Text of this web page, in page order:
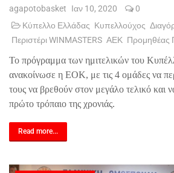
agapotobasket Ιαν 10, 2020
0
Κύπελλο Ελλάδας Κυπελλούχος
Περιστέρι WINMASTERS ΑΕΚ Προμηθέας
Το πρόγραμμα των ημιτελικών του
ανακοίνωσε η ΕΟΚ, με τις 4 ομάδες να
τους να βρεθούν στον μεγάλο τελικό και
πρώτο τρόπαιο της χρονιάς.
Read more...